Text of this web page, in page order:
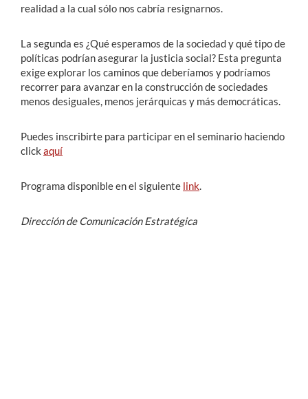
realidad a la cual sólo nos cabría resignarnos.
La segunda es ¿Qué esperamos de la sociedad y qué tipo de
políticas podrían asegurar la justicia social? Esta pregunta
exige explorar los caminos que deberíamos y podríamos
recorrer para avanzar en la construcción de sociedades
menos desiguales, menos jerárquicas y más democráticas.
Puedes inscribirte para participar en el seminario haciendo
click aquí
Programa disponible en el siguiente link
Dirección de Comunicación Estratégica